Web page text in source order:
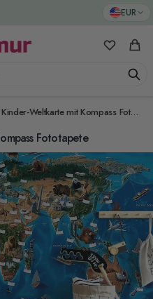
EUR
Meine
3D-Effekt Kinder-Weltkarte mit Kompass Fototapete
Fototapete